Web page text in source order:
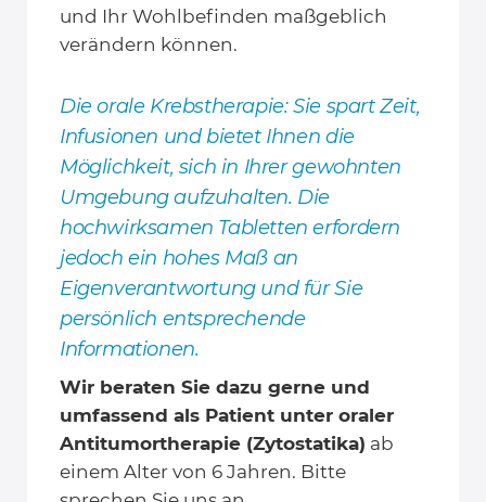
und Ihr Wohlbefinden maßgeblich
verändern können.
Die orale Krebstherapie: Sie spart Zeit,
Infusionen und bietet Ihnen die
Möglichkeit, sich in Ihrer gewohnten
Umgebung aufzuhalten. Die
hochwirksamen Tabletten erfordern
jedoch ein hohes Maß an
Eigenverantwortung und für Sie
persönlich entsprechende
Informationen.
Wir beraten Sie dazu gerne und
umfassend als Patient unter oraler
Antitumortherapie (Zytostatika) ab
einem Alter von 6 Jahren. Bitte